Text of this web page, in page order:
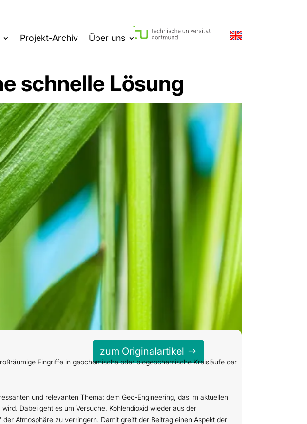
Projekt-Archiv Über uns
schnelle Lösung
zum Originalartikel
Eingriffe in geochemische oder biogeochemische Kreisläufe der
und relevanten Thema: dem Geo-Engineering, das im aktuellen
Dabei geht es um Versuche, Kohlendioxid wieder aus der
Atmosphäre zu verringern. Damit greift der Beitrag einen Aspekt der